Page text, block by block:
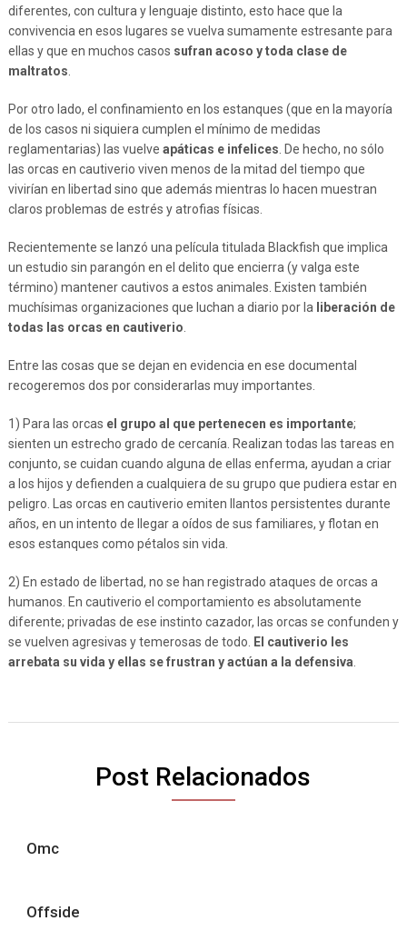
diferentes, con cultura y lenguaje distinto, esto hace que la
convivencia en esos lugares se vuelva sumamente estresante para
ellas y que en muchos casos sufran acoso y toda clase de
maltratos
Por otro lado, el confinamiento en los estanques (que en la mayoría
de los casos ni siquiera cumplen el mínimo de medidas
reglamentarias) las vuelve apáticas e infelices . De hecho, no sólo
las orcas en cautiverio viven menos de la mitad del tiempo que
vivirían en libertad sino que además mientras lo hacen muestran
claros problemas de estrés y atrofias físicas.
Recientemente se lanzó una película titulada Blackfish que implica
un estudio sin parangón en el delito que encierra (y valga este
término) mantener cautivos a estos animales. Existen también
muchísimas organizaciones que luchan a diario por la liberación de
todas las orcas en cautiverio
Entre las cosas que se dejan en evidencia en ese documental
recogeremos dos por considerarlas muy importantes.
1) Para las orcas el grupo al que pertenecen es importante;
sienten un estrecho grado de cercanía. Realizan todas las tareas en
conjunto, se cuidan cuando alguna de ellas enferma, ayudan a criar
a los hijos y defienden a cualquiera de su grupo que pudiera estar en
peligro. Las orcas en cautiverio emiten llantos persistentes durante
años, en un intento de llegar a oídos de sus familiares, y flotan en
esos estanques como pétalos sin vida.
2) En estado de libertad, no se han registrado ataques de orcas a
humanos. En cautiverio el comportamiento es absolutamente
diferente; privadas de ese instinto cazador, las orcas se confunden y
se vuelven agresivas y temerosas de todo.
El cautiverio les
arrebata su vida y ellas se frustran y actúan a la defensiva
Post Relacionados
Omc
Offside